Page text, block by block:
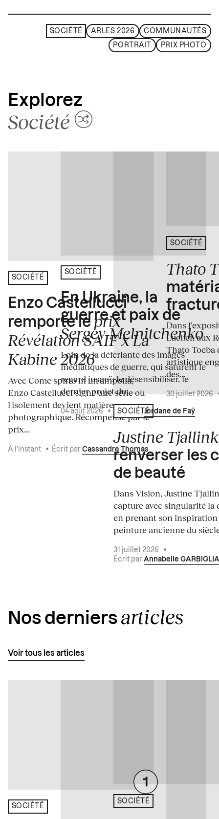
SOCIÉTÉ ARLES 2026 COMMUNAUTÉS
PORTRAIT PRIX PHOTO
Explorez
Société
SOCIÉTÉ
Enzo Castellucci
remporte le prix
Révélation SAIF x La
Kabine 2026
Avec Come spirto in un'ampolla,
Enzo Castellucci signe une série où
l'isolement devient matière
photographique. Récompensé par le
prix...
À l'instant • Écrit par Cassandre Thomas
SOCIÉTÉ
En Ukraine, la
guerre et paix de
Sergey Melnitchenko
Loin de la déferlante des images
médiatiques de guerre, qui saturent le
regard jusqu’à le désensibiliser, le
dernier projet du...
04 août 2026 • Écrit par Jordane de Faÿ
SOCIÉTÉ
Justine
renverser les
de beauté
Dans Vision, Justine
capture avec singularité la
en prenant son inspiration
peinture ancienne du
31 juillet 2026
•
Écrit par Annabelle GARBIGLIA
SOCIÉTÉ
Thato
Dans
Lucifer, aux
Thato Toeba
artistique
des...
30 juillet 2026
Nos derniers articles
Voir tous les articles
SOCIÉTÉ
SOCIÉTÉ